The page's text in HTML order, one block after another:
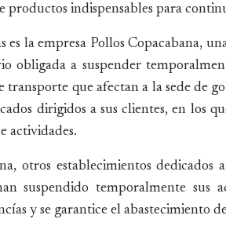
productos indispensables para
es la empresa Pollos Copacabana,
obligada a suspender
transporte que afectan a la sede de
dirigidos a sus clientes, en los
actividades.
otros establecimientos
suspendido temporalmente sus
y se garantice el abastecimiento